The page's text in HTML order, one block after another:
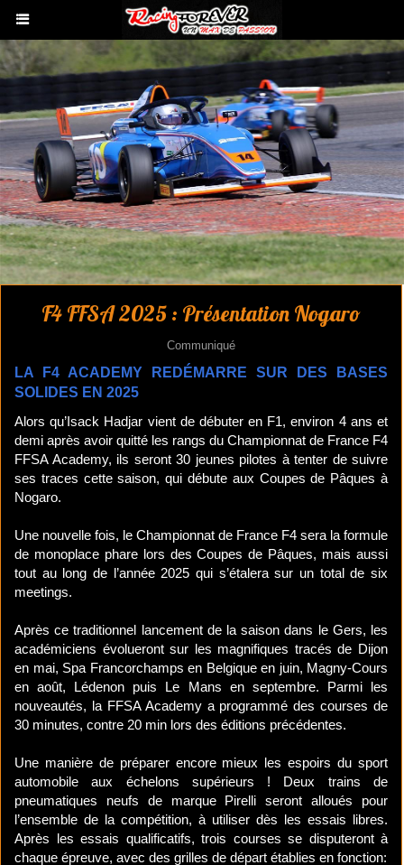
F4 FFSA 2025 : Présentation Nogaro
Communiqué
​LA F4 ACADEMY REDÉMARRE SUR DES BASES
SOLIDES EN 2025
Alors qu’Isack Hadjar vient de débuter en F1, environ 4 ans et
demi après avoir quitté les rangs du Championnat de France F4
FFSA Academy, ils seront 30 jeunes pilotes à tenter de suivre
ses traces cette saison, qui débute aux Coupes de Pâques à
Nogaro.
Une nouvelle fois, le Championnat de France F4 sera la formule
de monoplace phare lors des Coupes de Pâques, mais aussi
tout au long de l’année 2025 qui s’étalera sur un total de six
meetings.
Après ce traditionnel lancement de la saison dans le Gers, les
académiciens évolueront sur les magnifiques tracés de Dijon
en mai, Spa Francorchamps en Belgique en juin, Magny-Cours
en août, Lédenon puis Le Mans en septembre. Parmi les
nouveautés, la FFSA Academy a programmé des courses de
30 minutes, contre 20 min lors des éditions précédentes.
Une manière de préparer encore mieux les espoirs du sport
automobile aux échelons supérieurs ! Deux trains de
pneumatiques neufs de marque Pirelli seront alloués pour
l’ensemble de la compétition, à utiliser dès les essais libres.
Après les essais qualificatifs, trois courses se disputeront à
chaque épreuve, avec des grilles de départ établies en fonction: